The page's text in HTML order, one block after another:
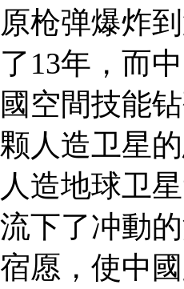
枪弹爆炸
13年，而
空間技能
人造卫星
造地球卫
下了冲動
愿，使中